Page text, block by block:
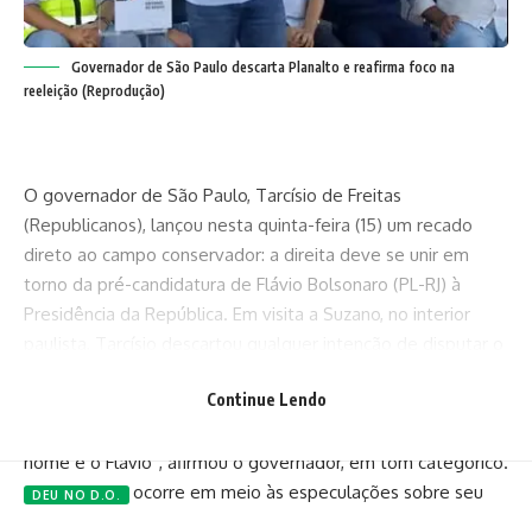
Governador de São Paulo descarta Planalto e reafirma foco na
reeleição (Reprodução)
O governador de São Paulo, Tarcísio de Freitas
(Republicanos), lançou nesta quinta-feira (15) um recado
direto ao campo conservador: a direita deve se unir em
torno da pré-candidatura de Flávio Bolsonaro (PL-RJ) à
Presidência da República. Em visita a Suzano, no interior
nome é o Flávio”, afirmou o governador, em tom categórico.
A declaração ocorre em meio às especulações sobre seu
Continue Lendo
DEU NO D.O.